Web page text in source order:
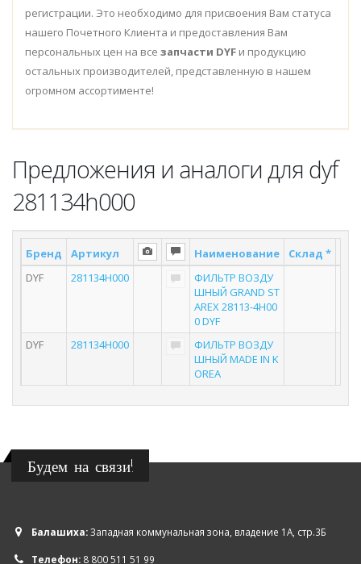
регистрации. Это необходимо для присвоения Вам статуса
нашего Почетного Клиента и предоставления Вам
персональных цен на все запчасти DYF и продукцию
остальных производителей, представленную в нашем
огромном ассортименте!
Предложения и аналоги для dyf
281134h000
Бренд Артикул Наименование Склад *
DYF
281134H000
ФИЛЬТР ВОЗДУ
ШНЫЙ GRAND ST
AREX 28113-4H00
0 DYF
DYF
281134H000
ФИЛЬТР ВОЗДУ
ШНЫЙ MADE IN K
OREA
Будем на связи!
Балашиха:Западная коммунальная зона, владение 1А, стр.3Б
Телефон: 8 800 511 51 99